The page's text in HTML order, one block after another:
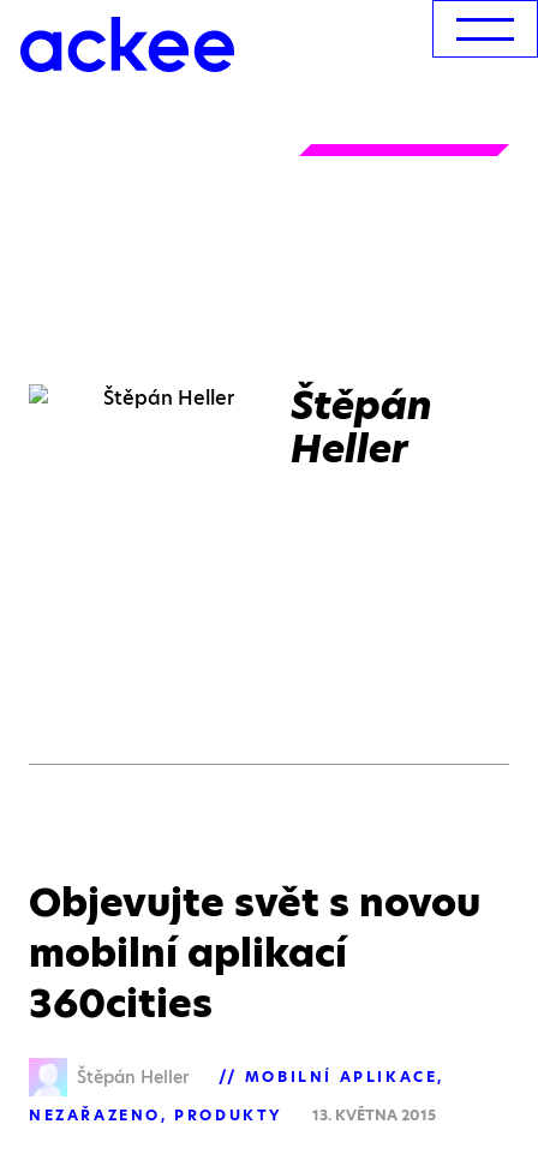
Štěpán
Heller
Objevujte svět s novou
mobilní aplikací
360cities
Štěpán Heller
MOBILNÍ APLIKACE
NEZAŘAZENO
PRODUKTY 13. KVĚTNA 2015